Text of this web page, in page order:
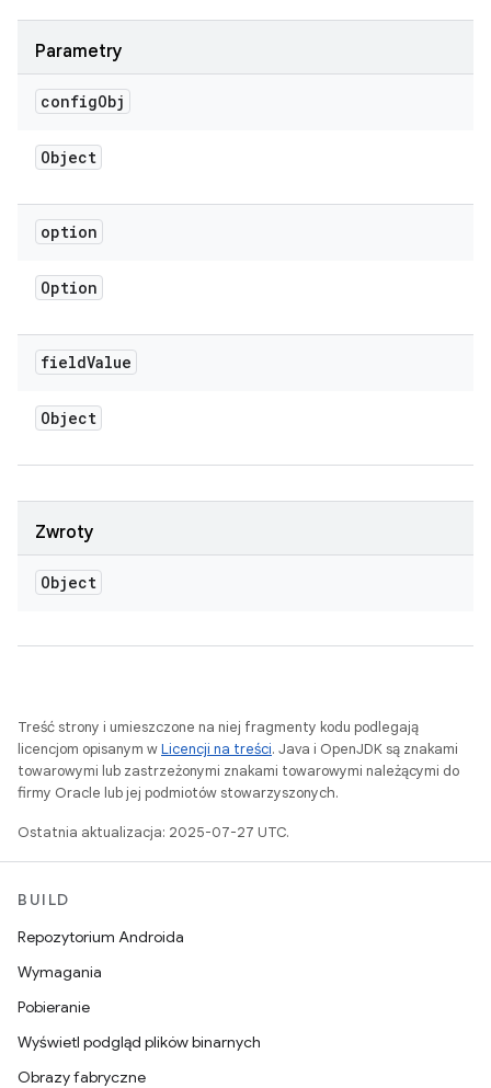
Parametry
configObj
Object
option
Option
fieldValue
Object
Zwroty
Object
Treść strony i umieszczone na niej fragmenty kodu podlegają
licencjom opisanym wLicencji na treści. Java i OpenJDK są znakami
towarowymi lub zastrzeżonymi znakami towarowymi należącymi do
firmy Oracle lub jej podmiotów stowarzyszonych.
Ostatnia aktualizacja: 2025-07-27 UTC.
BUILD
Repozytorium Androida
Wymagania
Pobieranie
Wyświetl podgląd plików binarnych
Obrazy fabryczne